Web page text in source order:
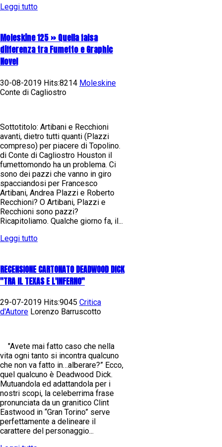
Leggi tutto
Moleskine 125 » Quella falsa
differenza tra Fumetto e Graphic
Novel
30-08-2019 Hits:8214 Moleskine
Conte di Cagliostro
Sottotitolo: Artibani e Recchioni
avanti, dietro tutti quanti (Plazzi
compreso) per piacere di Topolino.
di Conte di Cagliostro Houston il
fumettomondo ha un problema. Ci
sono dei pazzi che vanno in giro
spacciandosi per Francesco
Artibani, Andrea Plazzi e Roberto
Recchioni? O Artibani, Plazzi e
Recchioni sono pazzi?
Ricapitoliamo. Qualche giorno fa, il...
Leggi tutto
RECENSIONE CARTONATO DEADWOOD DICK
"TRA IL TEXAS E L'INFERNO"
29-07-2019 Hits:9045 Critica
d'Autore Lorenzo Barruscotto
"Avete mai fatto caso che nella
vita ogni tanto si incontra qualcuno
che non va fatto in…alberare?” Ecco,
quel qualcuno è Deadwood Dick.
Mutuandola ed adattandola per i
nostri scopi, la celeberrima frase
pronunciata da un granitico Clint
Eastwood in “Gran Torino” serve
perfettamente a delineare il
carattere del personaggio...